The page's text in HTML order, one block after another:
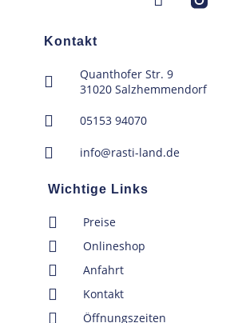
Kontakt
Quanthofer Str. 9
31020 Salzhemmendorf
05153 94070
info@rasti-land.de
Wichtige Links
Preise
Onlineshop
Anfahrt
Kontakt
Öffnungszeiten